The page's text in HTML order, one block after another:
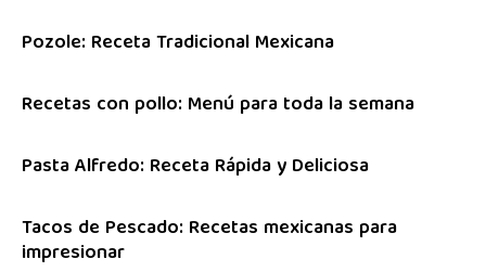
Pozole: Receta Tradicional Mexicana
Recetas con pollo: Menú para toda la semana
Pasta Alfredo: Receta Rápida y Deliciosa
Tacos de Pescado: Recetas mexicanas para
impresionar